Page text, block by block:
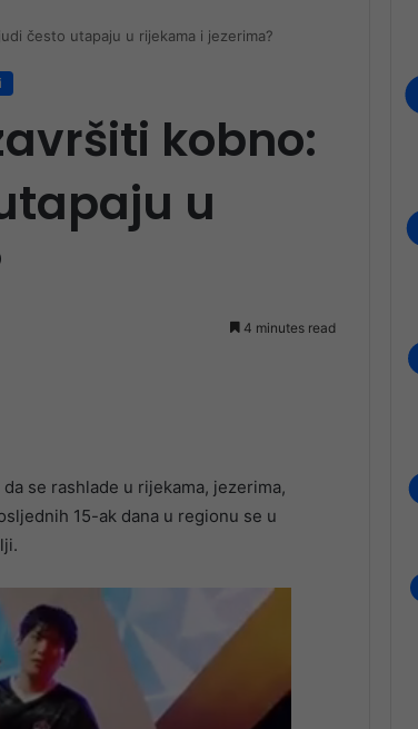
često utapaju u rijekama i jezerima?
kobno:
u
4 minutes read
se rashlade u rijekama, jezerima,
15-ak dana u regionu se u